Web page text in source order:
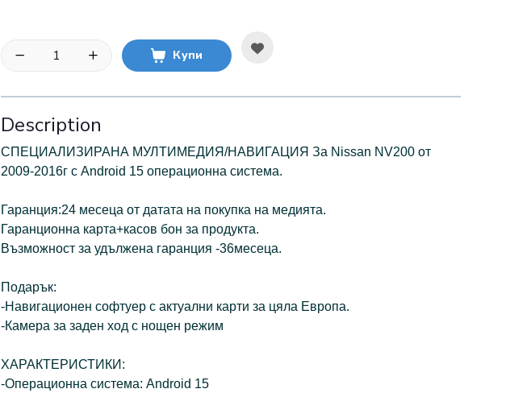
Купи
Description
СПЕЦИАЛИЗИРАНА МУЛТИМЕДИЯ/НАВИГАЦИЯ За Nissan NV200 от
2009-2016г с Android 15 операционна система.
Гаранция:24 месеца от датата на покупка на медията.
Гаранционна карта+касов бон за продукта.
Възможност за удължена гаранция -36месеца.
Подарък:
-Навигационен софтуер с актуални карти за цяла Европа.
-Камера за заден ход с нощен режим
ХАРАКТЕРИСТИКИ:
-Операционна система: Android 15